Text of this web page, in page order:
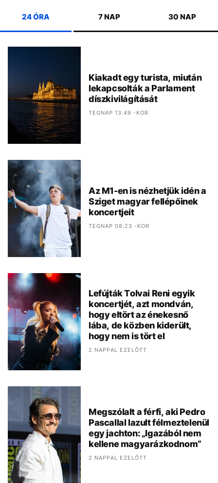
24 ÓRA 7 NAP 30 NAP
Kiakadt egy turista, miután
lekapcsolták a Parlament
díszkivilágítását
TEGNAP 13:49 -KOR
Az M1-en is nézhetjük idén a
Sziget magyar fellépőinek
koncertjeit
TEGNAP 08:23 -KOR
Lefújták Tolvai Reni egyik
koncertjét, azt mondván,
hogy eltört az énekesnő
lába, de közben kiderült,
hogy nem is tört el
2 NAPPAL EZELŐTT
Megszólalt a férfi, aki Pedro
Pascallal lazult félmeztelenül
egy jachton: „Igazából nem
kellene magyarázkodnom“
2 NAPPAL EZELŐTT